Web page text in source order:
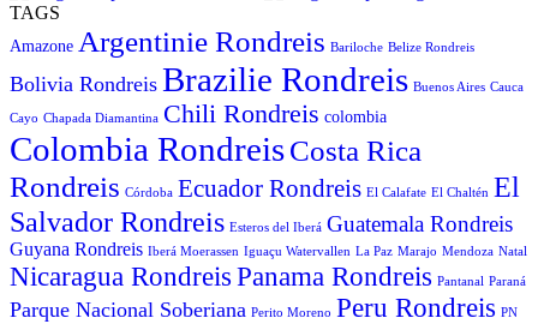
TAGS
Amazone Argentinie Rondreis Bariloche Belize Rondreis
Bolivia Rondreis Brazilie Rondreis Buenos Aires Cauca
Cayo Chapada Diamantina Chili Rondreis colombia
Colombia RondreisCosta Rica
Rondreis Córdoba Ecuador Rondreis El Calafate El Chaltén El
Salvador Rondreis Esteros del Iberá Guatemala Rondreis
Guyana Rondreis Iberá Moerassen Iguaçu Watervallen La Paz Marajo Mendoza Natal
Nicaragua Rondreis Panama Rondreis Pantanal Paraná
Parque Nacional Soberiana Perito Moreno Peru Rondreis PN